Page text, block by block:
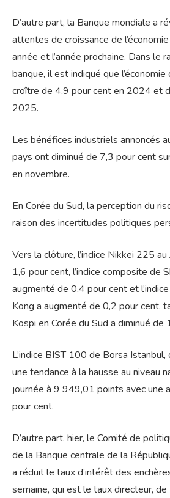
D’autre part, la Banque mondiale a
attentes de croissance de
année et l’année prochaine. Dans le
banque, il est indiqué que
croître de 4,9 pour cent en 2024 et
2025.
Les bénéfices industriels annoncés
pays ont diminué de 7,3 pour cent
en novembre.
En Corée du Sud, la perception du
raison des incertitudes politiques
Vers la clôture, l’indice Nikkei 225
1,6 pour cent, l’indice composite de
augmenté de 0,4 pour cent et
Kong a augmenté de 0,2 pour cent,
Kospi en Corée du Sud a diminué de
L’indice BIST 100 de Borsa Istanbul,
une tendance à la hausse au niveau
journée à 9 949,01 points avec une
pour cent.
D’autre part, hier, le Comité de
de la Banque centrale de la
a réduit le taux d’intérêt des
semaine, qui est le taux directeur,